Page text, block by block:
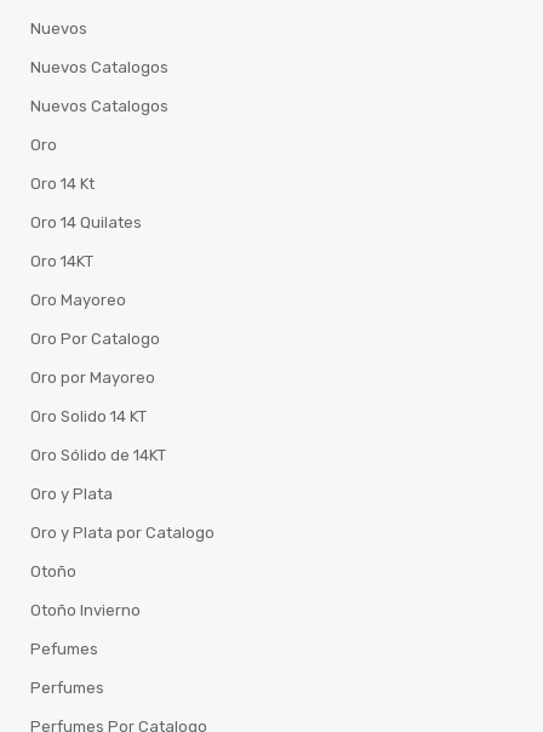
Nuevos
Nuevos Catalogos
Nuevos Catalogos
Oro
Oro 14 Kt
Oro 14 Quilates
Oro 14KT
Oro Mayoreo
Oro Por Catalogo
Oro por Mayoreo
Oro Solido 14 KT
Oro Sólido de 14KT
Oro y Plata
Oro y Plata por Catalogo
Otoño
Otoño Invierno
Pefumes
Perfumes
Perfumes Por Catalogo